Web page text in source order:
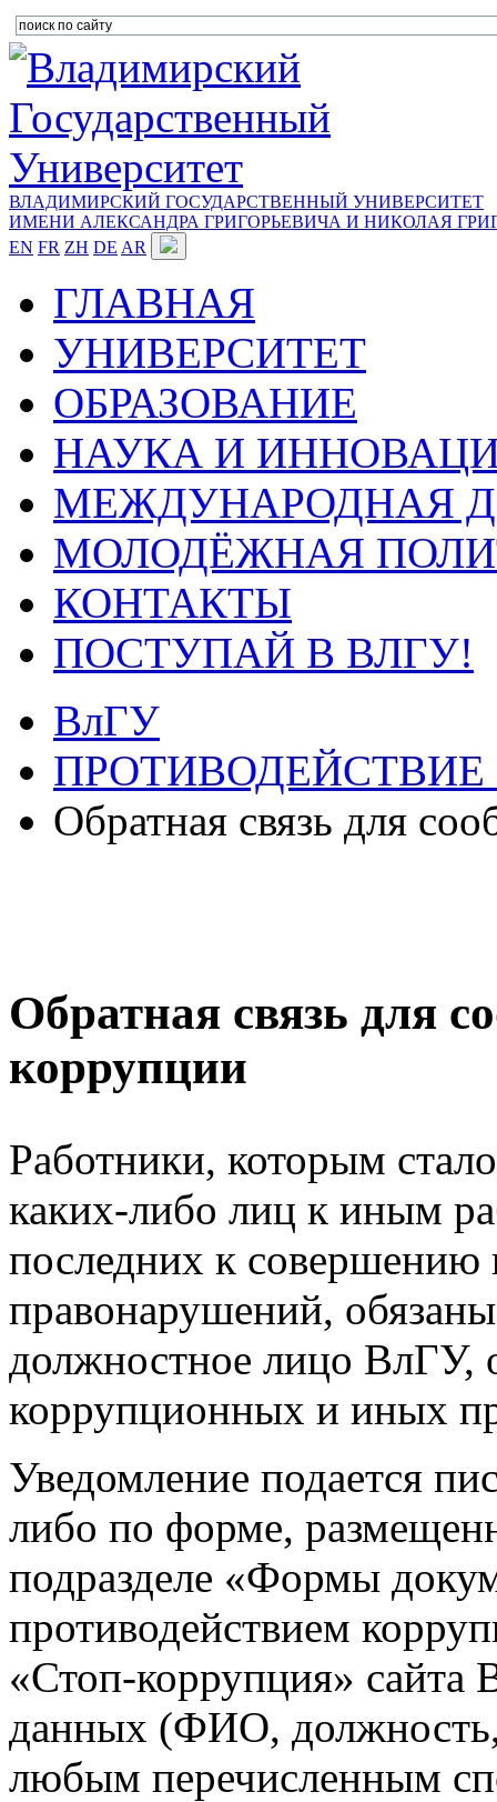
ВЛАДИМИРСКИЙ ГОСУДАРСТВЕННЫЙ УНИВЕРСИТЕТ
ИМЕНИ АЛЕКСАНДРА ГРИГОРЬЕВИЧА И НИКОЛАЯ
EN FR ZH DE AR
ГЛАВНАЯ
УНИВЕРСИТЕТ
ОБРАЗОВАНИЕ
НАУКА И
МЕЖДУНАРОДНАЯ
МОЛОДЁЖНАЯ
КОНТАКТЫ
ПОСТУПАЙ В ВЛГУ!
ВлГУ
Обратная связь для
Обратная связь для
коррупции
Работники, которым
каких-либо лиц к иным
последних к
правонарушений,
должностное лицо ВлГУ,
коррупционных и иных
Уведомление подается
либо по форме,
подразделе «Формы
противодействием
«Стоп-коррупция» сайта
данных (ФИО, должность,
любым перечисленным